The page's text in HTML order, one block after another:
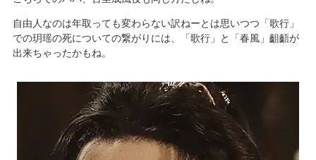
自由人なのは年取っても変わらない訳ねーとは思いつつ「歌行」
での玥瑶の死についての繋がりには、「歌行」と「春風」齟齬が
出来ちゃったかもね。